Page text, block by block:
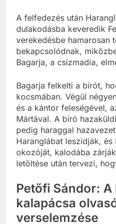
A felfedezés után
dulakodásba keveredik
verekedésbe hamarosan
bekapcsolódnak,
Bagarja, a csizmadia,
Bagarja felkelti a bírót,
kocsmában. Végül
és a kántor feleségével,
Mártával. A bíró
pedig haraggal
Haranglábat leszidják,
okozóját, kalodába
letöltése után tervezi,
Petőfi Sándor: A
kalapácsa
verselemzése